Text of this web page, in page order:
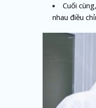
Cuối
nhau điều